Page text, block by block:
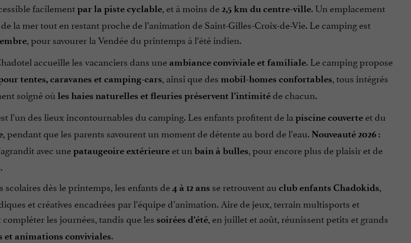
facilementpar la piste cyclable, et à moins de2,5 km du centre-ville. Un emplacement
la mer tout en restant proche de l’animation de Saint-Gilles-Croix-de-Vie. Le camping est
, pour savourer la Vendée du printemps à l’été indien.
accueille les vacanciers dans une ambiance conviviale et familiale. Le camping propose
tentes, caravanes et camping-cars, ainsi que des mobil-homes confortables, tous intégrés
soigné où les haies naturelles et fleuries préservent l’intimitéde chacun.
l’un des lieux incontournables du camping. Les enfants profitent de la piscine couverteet du
, pendant que les parents savourent un moment de détente au bord de l’eau. Nouveauté 2026:
avec unepataugeoire extérieureet un bain à bulles, pour encore plus de plaisir et de
scolaires dès le printemps, les enfants de4 à 12 ans se retrouvent au club enfants Chadokids,
et créatives encadrées par l’équipe d’animation. Aire de jeux, terrain multisports et
les journées, tandis que les soirées d’été, en juillet et août, réunissent petits et grands
et animations conviviales.